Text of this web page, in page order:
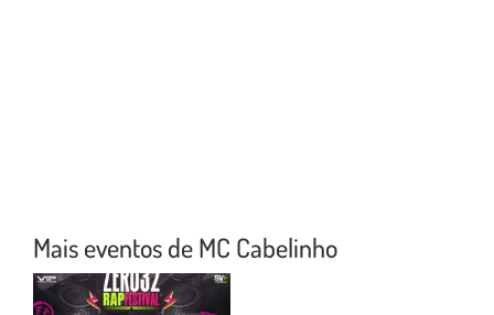
Mais eventos de MC Cabelinho